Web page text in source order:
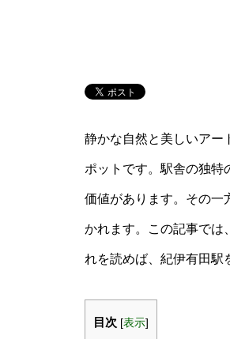
静かな自然と美しいアー
ポットです。駅舎の独特
価値があります。その一
かれます。この記事では
れを読めば、紀伊有田駅
目次 [表示]